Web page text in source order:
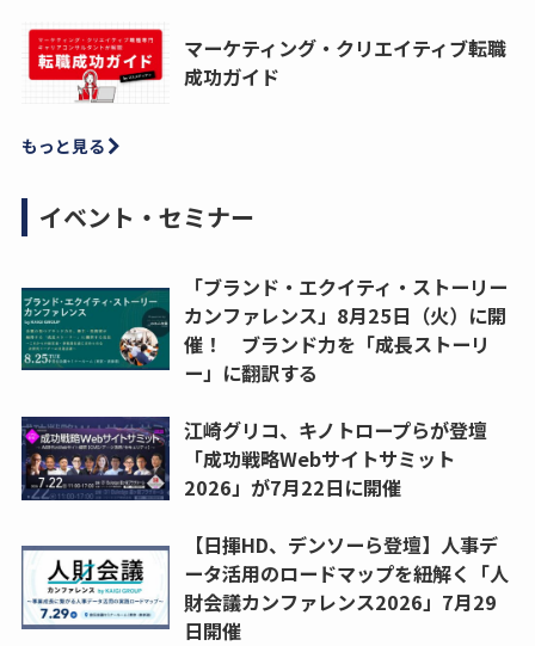
マーケティング・クリエイティブ転職
成功ガイド
もっと見る
イベント・セミナー
「ブランド・エクイティ・ストーリー
カンファレンス」8月25日（火）に開
催！ ブランド力を「成長ストーリ
ー」に翻訳する
江崎グリコ、キノトロープらが登壇
「成功戦略Webサイトサミット
2026」が7月22日に開催
【日揮HD、デンソーら登壇】人事デ
ータ活用のロードマップを紐解く「人
財会議カンファレンス2026」7月29
日開催